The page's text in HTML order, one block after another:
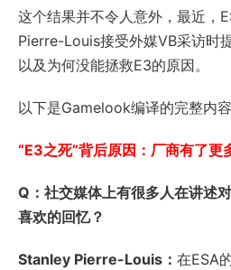
这个结果并不令人意外，最近，
Pierre-Louis接受外媒VB采访时
以及为何没能拯救E3的原因。
以下是Gamelook编译的完整内容
“E3之死”背后原因：厂商有了更
Q：社交媒体上有很多人在讲述
喜欢的回忆？
Stanley Pierre-Louis： 在ESA